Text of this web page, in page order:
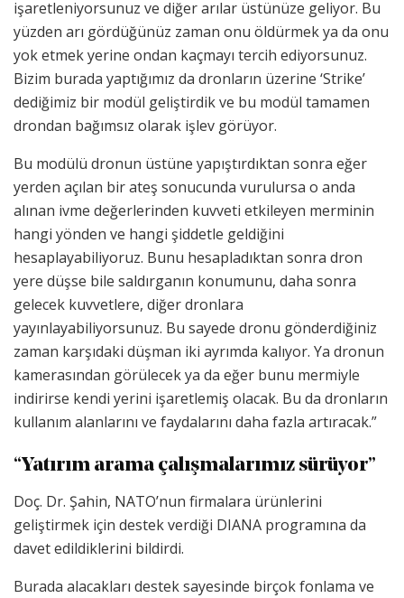
işaretleniyorsunuz ve diğer arılar üstünüze geliyor. Bu
yüzden arı gördüğünüz zaman onu öldürmek ya da onu
yok etmek yerine ondan kaçmayı tercih ediyorsunuz.
Bizim burada yaptığımız da dronların üzerine ‘Strike’
dediğimiz bir modül geliştirdik ve bu modül tamamen
drondan bağımsız olarak işlev görüyor.
Bu modülü dronun üstüne yapıştırdıktan sonra eğer
yerden açılan bir ateş sonucunda vurulursa o anda
alınan ivme değerlerinden kuvveti etkileyen merminin
hangi yönden ve hangi şiddetle geldiğini
hesaplayabiliyoruz. Bunu hesapladıktan sonra dron
yere düşse bile saldırganın konumunu, daha sonra
gelecek kuvvetlere, diğer dronlara
yayınlayabiliyorsunuz. Bu sayede dronu gönderdiğiniz
zaman karşıdaki düşman iki ayrımda kalıyor. Ya dronun
kamerasından görülecek ya da eğer bunu mermiyle
indirirse kendi yerini işaretlemiş olacak. Bu da dronların
kullanım alanlarını ve faydalarını daha fazla artıracak.”
“Yatırım arama çalışmalarımız sürüyor”
Doç. Dr. Şahin, NATO’nun firmalara ürünlerini
geliştirmek için destek verdiği DIANA programına da
davet edildiklerini bildirdi.
Burada alacakları destek sayesinde birçok fonlama ve